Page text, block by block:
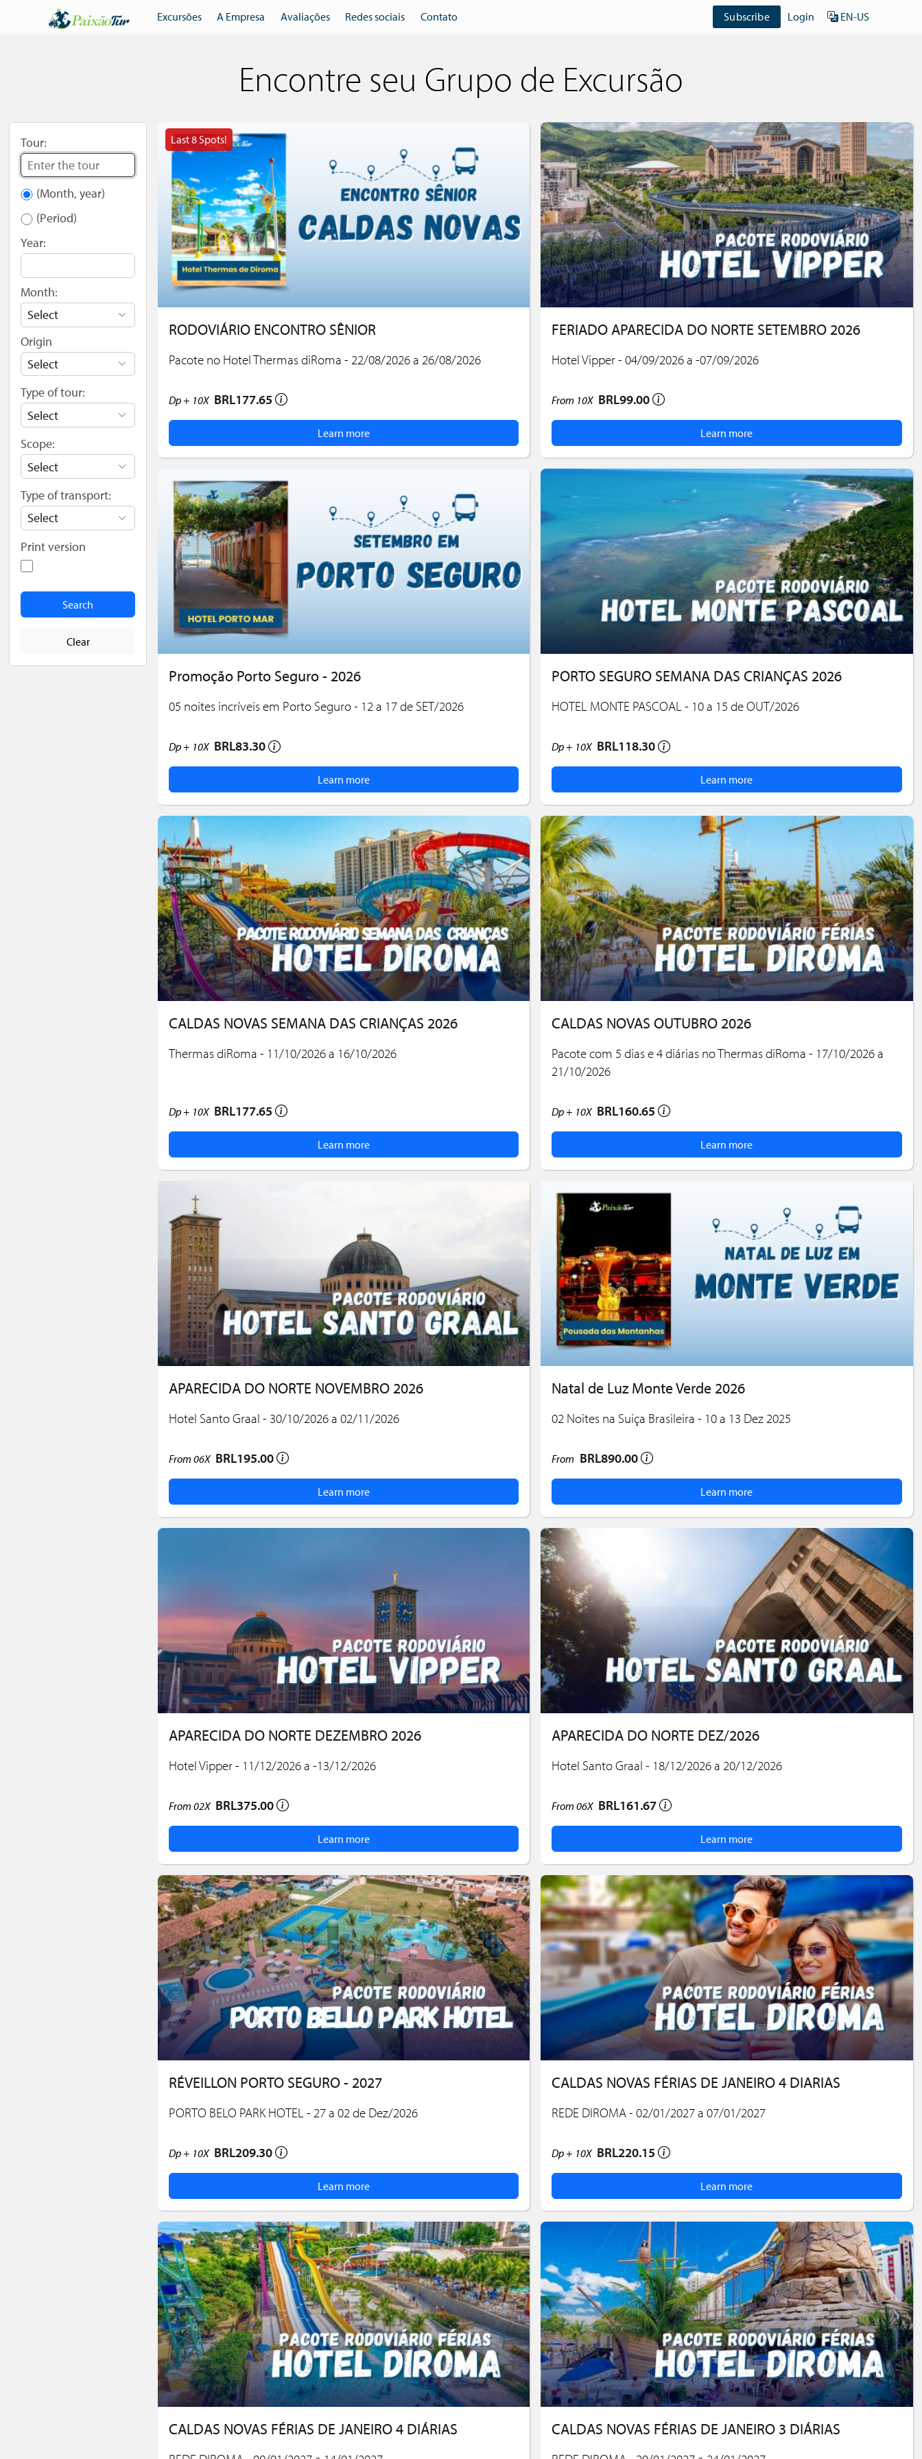
Excursões A Empresa Avaliações Redes sociais Contato Subscribe Login EN-US
Encontre seu Grupo de Excursão
Tour:
(Month, year)
(Period)
Year:
Month:
Origin
Type of tour:
Scope:
Type of transport:
Print version
Clear
Last 8 Spots!
RODOVIÁRIO ENCONTRO SÊNIOR
Pacote no Hotel Thermas diRoma - 22/08/2026 a 26/08/2026
Dp + 10X BRL177.65
Learn more
FERIADO APARECIDA DO NORTE SETEMBRO 2026
Hotel Vipper - 04/09/2026 a -07/09/2026
From 10X BRL99.00
Learn more
Promoção Porto Seguro - 2026
05 noites incríveis em Porto Seguro - 12 a 17 de SET/2026
Dp + 10X BRL83.30
Learn more
PORTO SEGURO SEMANA DAS CRIANÇAS 2026
HOTEL MONTE PASCOAL - 10 a 15 de OUT/2026
Dp + 10X BRL118.30
Learn more
CALDAS NOVAS SEMANA DAS CRIANÇAS 2026
Thermas diRoma - 11/10/2026 a 16/10/2026
Dp + 10X BRL177.65
Learn more
CALDAS NOVAS OUTUBRO 2026
Pacote com 5 dias e 4 diárias no Thermas diRoma - 17/10/2026 a
21/10/2026
Dp + 10X BRL160.65
Learn more
APARECIDA DO NORTE NOVEMBRO 2026
Hotel Santo Graal - 30/10/2026 a 02/11/2026
From 06X BRL195.00
Learn more
Natal de Luz Monte Verde 2026
02 Noites na Suiça Brasileira - 10 a 13 Dez 2025
From BRL890.00
Learn more
APARECIDA DO NORTE DEZEMBRO 2026
Hotel Vipper - 11/12/2026 a -13/12/2026
From 02X BRL375.00
Learn more
APARECIDA DO NORTE DEZ/2026
Hotel Santo Graal - 18/12/2026 a 20/12/2026
From 06X BRL161.67
Learn more
RÉVEILLON PORTO SEGURO - 2027
PORTO BELO PARK HOTEL - 27 a 02 de Dez/2026
Dp + 10X BRL209.30
Learn more
CALDAS NOVAS FÉRIAS DE JANEIRO 4 DIARIAS
REDE DIROMA - 02/01/2027 a 07/01/2027
Dp + 10X BRL220.15
Learn more
CALDAS NOVAS FÉRIAS DE JANEIRO 4 DIÁRIAS CALDAS NOVAS FÉRIAS DE JANEIRO 3 DIÁRIAS